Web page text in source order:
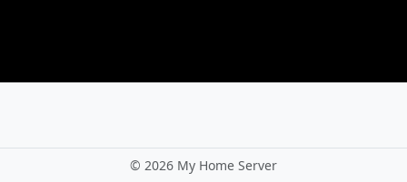
© 2026 My Home Server